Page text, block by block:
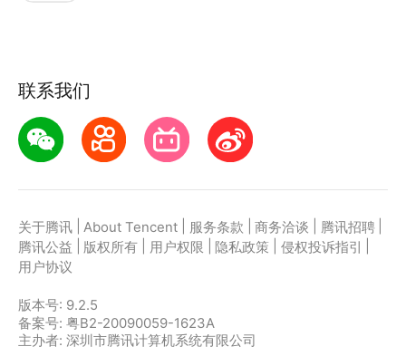
联系我们
关于腾讯 About Tencent 服务条款 商务洽谈 腾讯招聘
腾讯公益
版权所有 用户权限 隐私政策 侵权投诉指引
用户协议
版本号: 9.2.5
备案号: 粤B2-20090059-1623A
主办者: 深圳市腾讯计算机系统有限公司